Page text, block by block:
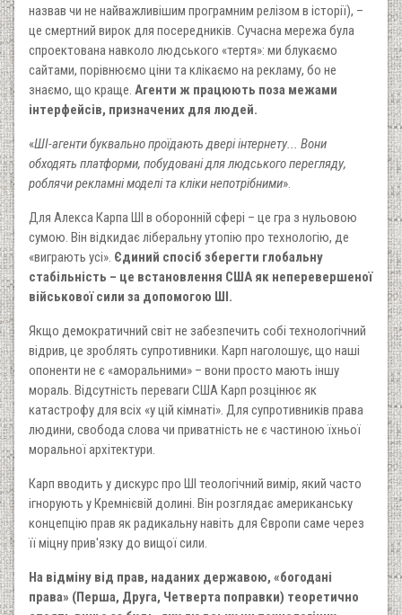
назвав чи не найважливішим програмним релізом в історії), –
це смертний вирок для посередників. Сучасна мережа була
спроектована навколо людського «тертя»: ми блукаємо
сайтами, порівнюємо ціни та клікаємо на рекламу, бо не
знаємо, що краще. Агенти ж працюють поза межами
інтерфейсів, призначених для людей.
«ШІ-агенти буквально проїдають двері інтернету... Вони
обходять платформи, побудовані для людського перегляду,
роблячи рекламні моделі та кліки непотрібними».
Для Алекса Карпа ШІ в оборонній сфері – це гра з нульовою
сумою. Він відкидає ліберальну утопію про технологію, де
«виграють усі». Єдиний спосіб зберегти глобальну
стабільність – це встановлення США як неперевершеної
військової сили за допомогою ШІ.
Якщо демократичний світ не забезпечить собі технологічний
відрив, це зроблять супротивники. Карп наголошує, що наші
опоненти не є «аморальними» – вони просто мають іншу
мораль. Відсутність переваги США Карп розцінює як
катастрофу для всіх «у цій кімнаті». Для супротивників права
людини, свобода слова чи приватність не є частиною їхньої
моральної архітектури.
Карп вводить у дискурс про ШІ теологічний вимір, який часто
ігнорують у Кремнієвій долині. Він розглядає американську
концепцію прав як радикальну навіть для Європи саме через
її міцну прив'язку до вищої сили.
На відміну від прав, наданих державою, «богодані
права» (Перша, Друга, Четверта поправки) теоретично